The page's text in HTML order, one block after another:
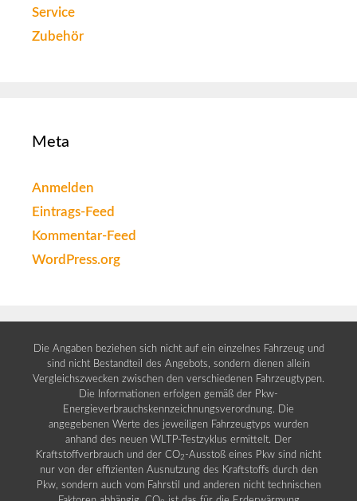
Service
Zubehör
Meta
Anmelden
Eintrags-Feed
Kommentar-Feed
WordPress.org
Die Angaben beziehen sich nicht auf ein einzelnes Fahrzeug und
sind nicht Bestandteil des Angebots, sondern dienen allein
Vergleichszwecken zwischen den verschiedenen Fahrzeugtypen.
Die Informationen erfolgen gemäß der Pkw-
Energieverbrauchskennzeichnungsverordnung. Die
angegebenen Werte des jeweiligen Fahrzeugtyps wurden
anhand des neuen WLTP-Testzyklus ermittelt. Der
Kraftstoffverbrauch und der CO2 -Ausstoß eines Pkw sind nicht
nur von der effizienten Ausnutzung des Kraftstoffs durch den
Pkw, sondern auch vom Fahrstil und anderen nicht technischen